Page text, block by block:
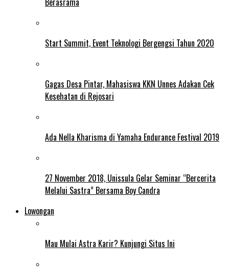
Start Summit, Event Teknologi Bergengsi Tahun 2020
Gagas Desa Pintar, Mahasiswa KKN Unnes Adakan Cek
Kesehatan di Rejosari
Ada Nella Kharisma di Yamaha Endurance Festival 2019
27 November 2018, Unissula Gelar Seminar “Bercerita
Melalui Sastra” Bersama Boy Candra
Lowongan
Mau Mulai Astra Karir? Kunjungi Situs Ini